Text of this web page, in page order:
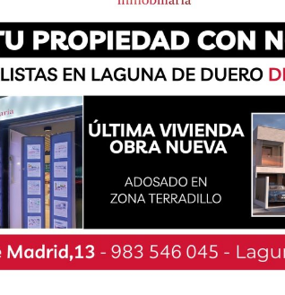
que los bailes tradicionales siguen
muestra de nuestra cultura popular.
(uno por cada localidad de origen
del grupo Infantil de Danzas
Ermita dentro de su programación de